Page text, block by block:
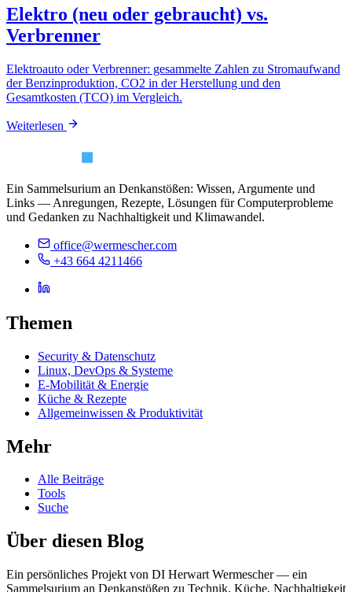
Elektro (neu oder gebraucht) vs.
Verbrenner
Elektroauto oder Verbrenner: gesammelte Zahlen zu Stromaufwand
der Benzinproduktion, CO2 in der Herstellung und den
Gesamtkosten (TCO) im Vergleich.
Weiterlesen
Ein Sammelsurium an Denkanstößen: Wissen, Argumente und
Links — Anregungen, Rezepte, Lösungen für Computerprobleme
und Gedanken zu Nachhaltigkeit und Klimawandel.
office@wermescher.com
+43 664 4211466
Themen
Security & Datenschutz
Linux, DevOps & Systeme
E-Mobilität & Energie
Küche & Rezepte
Allgemeinwissen & Produktivität
Mehr
Alle Beiträge
Tools
Suche
Über diesen Blog
Ein persönliches Projekt von DI Herwart Wermescher — ein
Sammelsurium an Denkanstößen zu Technik, Küche, Nachhaltigkeit